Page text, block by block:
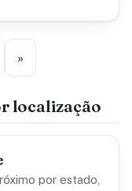
»
localização
por estado,